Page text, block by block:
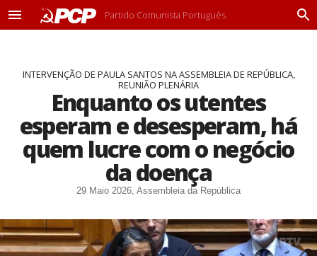
M
Partido Comunista Português
P
INTERVENÇÃO DE PAULA SANTOS NA ASSEMBLEIA DE REPÚBLICA,
REUNIÃO PLENÁRIA
Enquanto os utentes
esperam e desesperam, há
quem lucre com o negócio
da doença
29 Maio 2026, Assembleia da República